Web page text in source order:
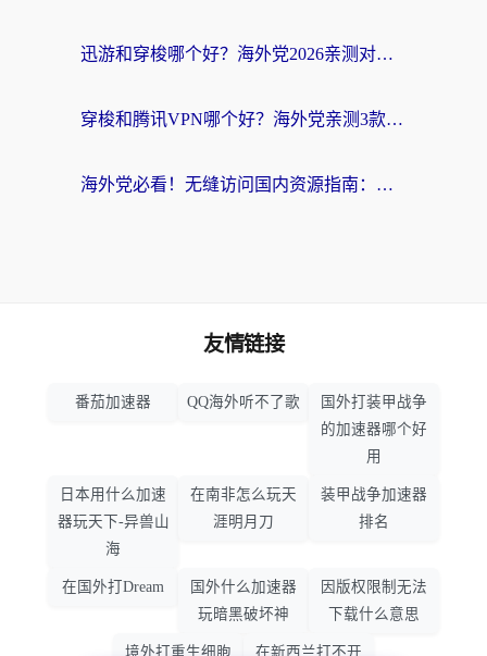
迅游和穿梭哪个好？海外党2026亲测对比+免费vs付费选择指南，附番茄加速器实测体验
穿梭和腾讯VPN哪个好？海外党亲测3款热门回国加速器，附避坑指南
海外党必看！无缝访问国内资源指南：从vpn官网下载到加速器选择（附番茄实测）
友情链接
番茄加速器 QQ海外听不了歌
国外打装甲战争
的加速器哪个好
用
日本用什么加速
器玩天下-异兽山
海
在南非怎么玩天
涯明月刀
装甲战争加速器
排名
在国外打Dream
国外什么加速器
玩暗黑破坏神
因版权限制无法
下载什么意思
境外打重生细胞 在新西兰打不开